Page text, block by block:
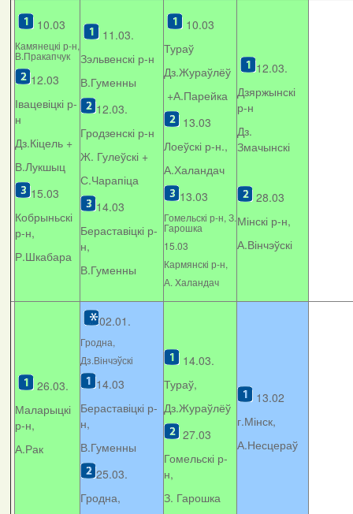
10.03
Камянецкі р-н,
В.Пракапчук
12.03
Івацевіцкі р-
н
Дз.Кіцель +
В.Лукшыц
15.03
Кобрыньскі
р-н,
Р.Шкабара
11.03.
Зэльвенскі р-н
В.Гуменны
12.03.
Гродзенскі р-н
Ж. Гулеўскі +
С.Чарапіца
14.03
Бераставіцкі р-
н,
В.Гуменны
10.03
Тураў
Дз.Жураўлёў
+А.Парейка
13.03
Лоеўскі р-н.,
А.Халандач
13.03
Гомельскі р-н, З.
Гарошка
15.03
Кармянскі р-н,
А. Xаландач
12.03.
Дзяржынскі
р-н
Дз.
Змачынскі
28.03
Мінскі р-н,
А.Вінчэўскі
26.03.
Маларыцкі
р-н,
А.Рак
02.01.
Гродна,
Дз.Вінчэўскі
14.03
Бераставіцкі р-
н,
В.Гуменны
25.03.
Гродна,
14.03.
Тураў,
Дз.Жураўлёў
27.03
Гомельскі р-
н,
З. Гарошка
13.02
г.Мінск,
А.Несцераў